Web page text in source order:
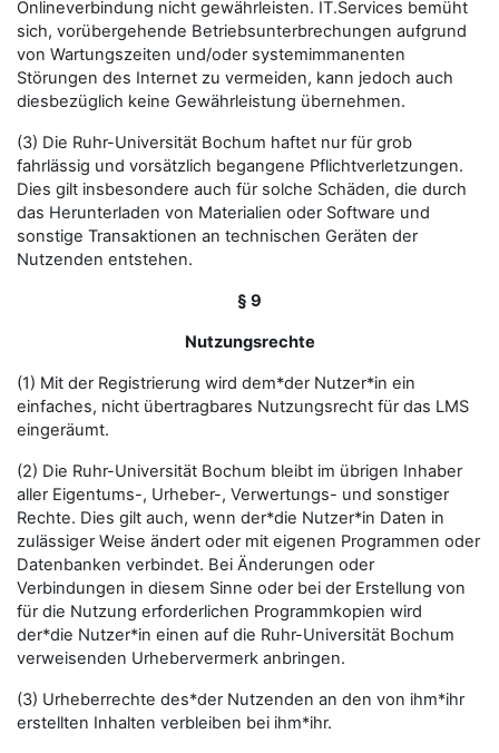
Onlineverbindung nicht gewährleisten. IT.Services bemüht
sich, vorübergehende Betriebsunterbrechungen aufgrund
von Wartungszeiten und/oder systemimmanenten
Störungen des Internet zu vermeiden, kann jedoch auch
diesbezüglich keine Gewährleistung übernehmen.
(3) Die Ruhr-Universität Bochum haftet nur für grob
fahrlässig und vorsätzlich begangene Pflichtverletzungen.
Dies gilt insbesondere auch für solche Schäden, die durch
das Herunterladen von Materialien oder Software und
sonstige Transaktionen an technischen Geräten der
Nutzenden entstehen.
§ 9
Nutzungsrechte
(1) Mit der Registrierung wird dem*der Nutzer*in ein
einfaches, nicht übertragbares Nutzungsrecht für das LMS
eingeräumt.
(2) Die Ruhr-Universität Bochum bleibt im übrigen Inhaber
aller Eigentums-, Urheber-, Verwertungs- und sonstiger
Rechte. Dies gilt auch, wenn der*die Nutzer*in Daten in
zulässiger Weise ändert oder mit eigenen Programmen oder
Datenbanken verbindet. Bei Änderungen oder
Verbindungen in diesem Sinne oder bei der Erstellung von
für die Nutzung erforderlichen Programmkopien wird
der*die Nutzer*in einen auf die Ruhr-Universität Bochum
verweisenden Urhebervermerk anbringen.
(3) Urheberrechte des*der Nutzenden an den von ihm*ihr
erstellten Inhalten verbleiben bei ihm*ihr.